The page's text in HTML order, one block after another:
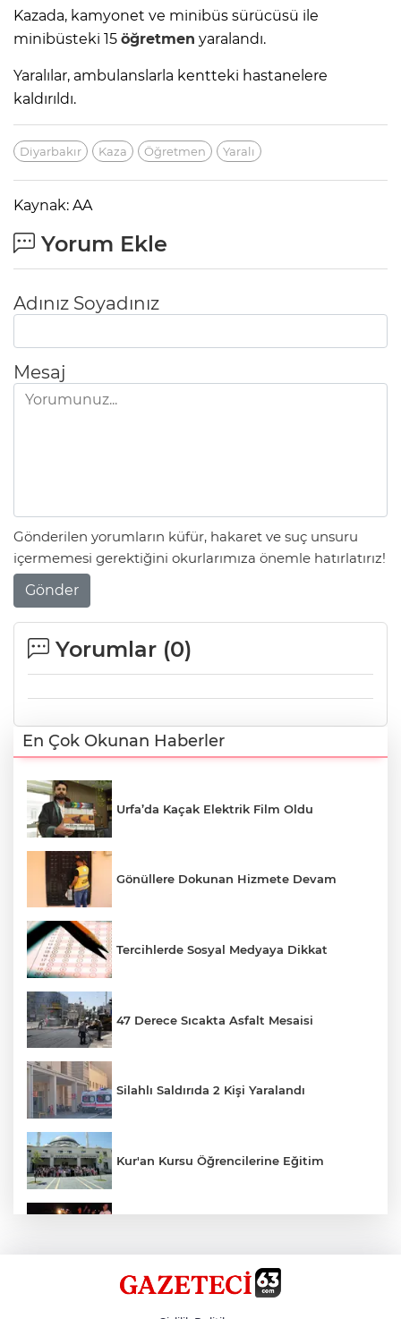
Kazada, kamyonet ve minibüs sürücüsü ile
minibüsteki 15 öğretmen yaralandı.
Yaralılar, ambulanslarla kentteki hastanelere
kaldırıldı.
Diyarbakır Kaza Öğretmen Yaralı
Kaynak: AA
Yorum Ekle
Adınız Soyadınız
Mesaj
Gönderilen yorumların küfür, hakaret ve suç unsuru
içermemesi gerektiğini okurlarımıza önemle hatırlatırız!
Gönder
Yorumlar (0)
En Çok Okunan Haberler
Urfa’da Kaçak Elektrik Film Oldu
Gönüllere Dokunan Hizmete Devam
Tercihlerde Sosyal Medyaya Dikkat
47 Derece Sıcakta Asfalt Mesaisi
Silahlı Saldırıda 2 Kişi Yaralandı
Kur'an Kursu Öğrencilerine Eğitim
Siverek’te Mahmut Gülel Dönemi